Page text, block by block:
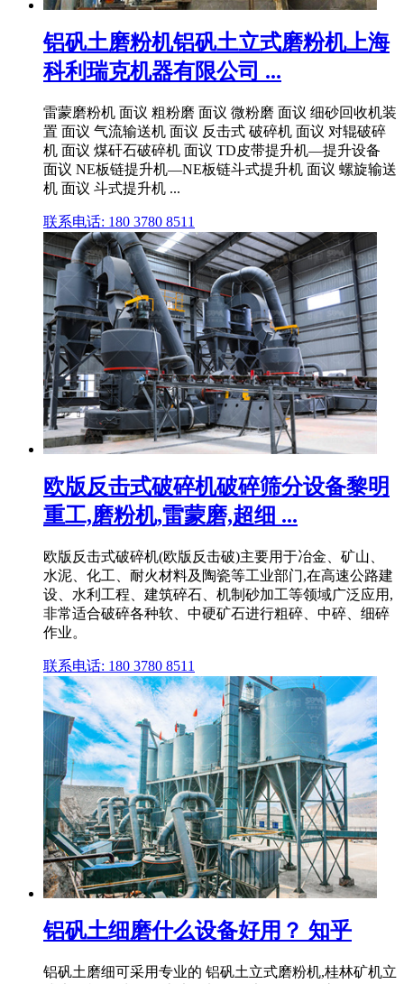
铝矾土磨粉机铝矾土立式磨粉机上海
科利瑞克机器有限公司 ...
雷蒙磨粉机 面议 粗粉磨 面议 微粉磨 面议 细砂回收机装
置 面议 气流输送机 面议 反击式 破碎机 面议 对辊破碎
机 面议 煤矸石破碎机 面议 TD皮带提升机—提升设备
面议 NE板链提升机—NE板链斗式提升机 面议 螺旋输送
机 面议 斗式提升机 ...
联系电话: 180 3780 8511
欧版反击式破碎机破碎筛分设备黎明
重工,磨粉机,雷蒙磨,超细 ...
欧版反击式破碎机(欧版反击破)主要用于冶金、矿山、
水泥、化工、耐火材料及陶瓷等工业部门,在高速公路建
设、水利工程、建筑碎石、机制砂加工等领域广泛应用,
非常适合破碎各种软、中硬矿石进行粗碎、中碎、细碎
作业。
联系电话: 180 3780 8511
铝矾土细磨什么设备好用？ 知乎
铝矾土磨细可采用专业的 铝矾土立式磨粉机,桂林矿机立